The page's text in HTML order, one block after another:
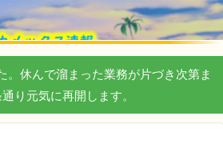
。休んで溜まった業務が片づき次第ま
り元気に再開します。